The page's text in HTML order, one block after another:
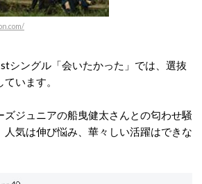
シングル「会いたかった」では、選抜
います。
ズジュニアの船曳健太さんとの匂わせ騒
人気は伸び悩み、華々しい活躍はできな